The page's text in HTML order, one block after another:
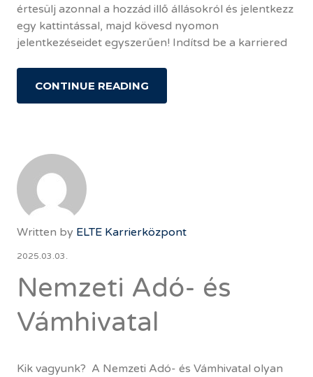
értesülj azonnal a hozzád illő állásokról és jelentkezz
egy kattintással, majd kövesd nyomon
jelentkezéseidet egyszerűen! Indítsd be a karriered
CONTINUE READING
Written by ELTE Karrierközpont
2025.03.03.
Nemzeti Adó- és
Vámhivatal
Kik vagyunk? A Nemzeti Adó- és Vámhivatal olyan